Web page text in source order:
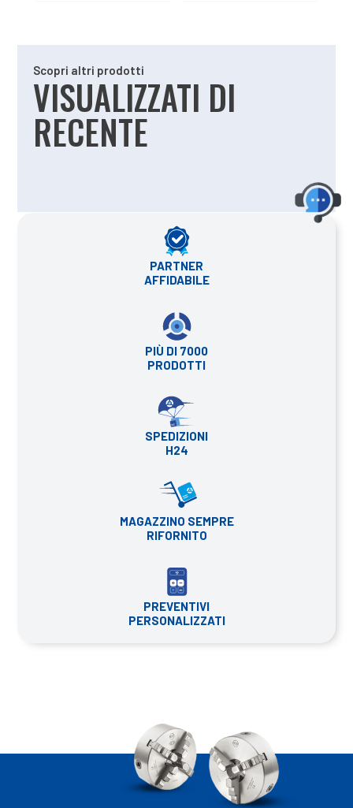
Scopri altri prodotti
VISUALIZZATI DI
RECENTE
PARTNER
AFFIDABILE
PIÙ DI 7000
PRODOTTI
SPEDIZIONI
H24
MAGAZZINO SEMPRE
RIFORNITO
PREVENTIVI
PERSONALIZZATI